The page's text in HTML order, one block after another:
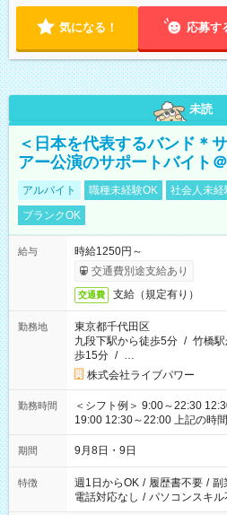
気になる！ 応募す
未読
＜日本を代表するバンド＊
アー公演のサポートバイト
アルバイト 職種未経験OK 社会人未経
ブランクOK
給与
時給1250円～
交通費別途支給あり
交通費 支給（規定有り）
勤務地
東京都千代田区
九段下駅から徒歩5分 / 竹橋
歩15分 / …
株式会社ライブパワー
勤務時間
＜シフト例＞ 9:00～22:30
19:00 12:30～22:00 上記の時間から好きな時間を選べます！ ※
時間は変更となる可能性があ
期間 9月8日・9日
特徴 週1日からOK / 履歴書不要 / 副
電話対応なし / パソコンスキル